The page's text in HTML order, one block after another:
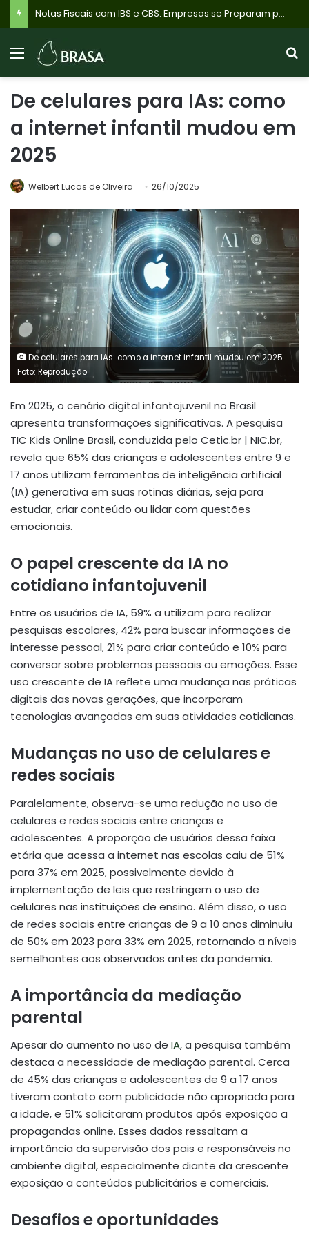
Notas Fiscais com IBS e CBS: Empresas se Preparam para Mudança Tributária em Agosto de 2026
De celulares para IAs: como
a internet infantil mudou em
2025
Welbert Lucas de Oliveira 26/10/2025
De celulares para IAs: como a internet infantil mudou em 2025.
Foto: Reprodução
Em 2025, o cenário digital infantojuvenil no Brasil
apresenta transformações significativas. A pesquisa
TIC Kids Online Brasil, conduzida pelo Cetic.br | NIC.br,
revela que 65% das crianças e adolescentes entre 9 e
17 anos utilizam ferramentas de inteligência artificial
(IA) generativa em suas rotinas diárias, seja para
estudar, criar conteúdo ou lidar com questões
emocionais.
O papel crescente da IA no
cotidiano infantojuvenil
Entre os usuários de IA, 59% a utilizam para realizar
pesquisas escolares, 42% para buscar informações de
interesse pessoal, 21% para criar conteúdo e 10% para
conversar sobre problemas pessoais ou emoções. Esse
uso crescente de IA reflete uma mudança nas práticas
digitais das novas gerações, que incorporam
tecnologias avançadas em suas atividades cotidianas.
Mudanças no uso de celulares e
redes sociais
Paralelamente, observa-se uma redução no uso de
celulares e redes sociais entre crianças e
adolescentes. A proporção de usuários dessa faixa
etária que acessa a internet nas escolas caiu de 51%
para 37% em 2025, possivelmente devido à
implementação de leis que restringem o uso de
celulares nas instituições de ensino. Além disso, o uso
de redes sociais entre crianças de 9 a 10 anos diminuiu
de 50% em 2023 para 33% em 2025, retornando a níveis
semelhantes aos observados antes da pandemia.
A importância da mediação
parental
Apesar do aumento no uso de IA, a pesquisa também
destaca a necessidade de mediação parental. Cerca
de 45% das crianças e adolescentes de 9 a 17 anos
tiveram contato com publicidade não apropriada para
a idade, e 51% solicitaram produtos após exposição a
propagandas online. Esses dados ressaltam a
importância da supervisão dos pais e responsáveis no
ambiente digital, especialmente diante da crescente
exposição a conteúdos publicitários e comerciais.
Desafios e oportunidades